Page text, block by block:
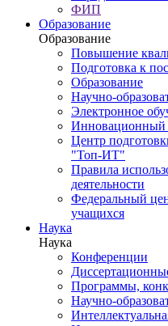
ФИП
Образование
Образование
Повышение
Подготовка к
Образование
Научно-
Электронное
Инновационный
Центр
"Топ-ИТ"
Правила
деятельности
Федеральный
учащихся
Наука
Наука
Конференции
Программы,
Научно-